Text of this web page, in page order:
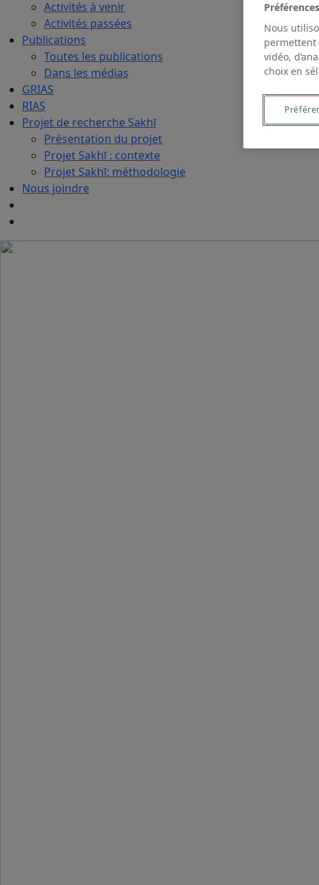
Activités à venir
Activités passées
Publications
Toutes les publications
Dans les médias
GRIAS
RIAS
Projet de recherche Sakhī
Présentation du projet
Projet Sakhī : contexte
Projet Sakhī: méthodologie
Nous joindre
Nous
permettent
vidéo,
choix en